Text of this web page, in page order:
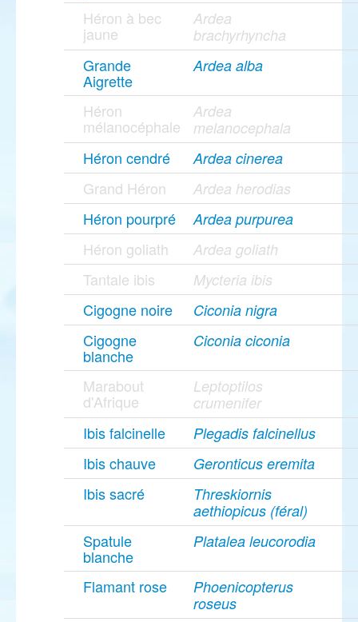
Héron à bec
jaune
Ardea
brachyrhyncha
Grande
Aigrette
Ardea alba
Héron
mélanocéphale
Ardea
melanocephala
Héron cendré Ardea cinerea
Grand Héron Ardea herodias
Héron pourpré Ardea purpurea
Héron goliath Ardea goliath
Tantale ibis Mycteria ibis
Cigogne noire Ciconia nigra
Cigogne
blanche
Ciconia ciconia
Marabout
d'Afrique
Leptoptilos
crumenifer
Ibis falcinelle Plegadis falcinellus
Ibis chauve Geronticus eremita
Ibis sacré
Threskiornis
aethiopicus (féral)
Spatule
blanche
Platalea leucorodia
Flamant rose
Phoenicopterus
roseus